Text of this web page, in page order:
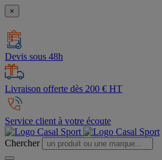
×
Devis sous 48h
Livraison offerte dès 200 € HT
Service client à votre écoute
Chercher